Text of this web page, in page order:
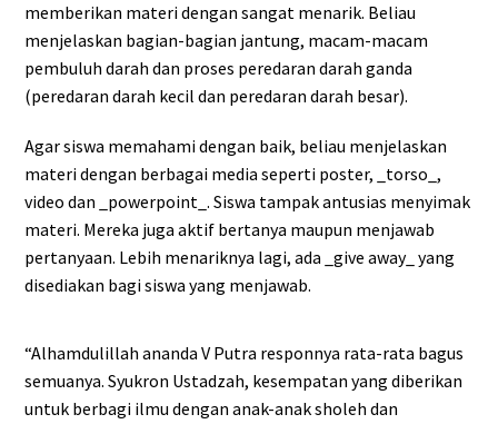
memberikan materi dengan sangat menarik. Beliau
menjelaskan bagian-bagian jantung, macam-macam
pembuluh darah dan proses peredaran darah ganda
(peredaran darah kecil dan peredaran darah besar).
Agar siswa memahami dengan baik, beliau menjelaskan
materi dengan berbagai media seperti poster, _torso_,
video dan _powerpoint_. Siswa tampak antusias menyimak
materi. Mereka juga aktif bertanya maupun menjawab
pertanyaan. Lebih menariknya lagi, ada _give away_ yang
disediakan bagi siswa yang menjawab.
“Alhamdulillah ananda V Putra responnya rata-rata bagus
semuanya. Syukron Ustadzah, kesempatan yang diberikan
untuk berbagi ilmu dengan anak-anak sholeh dan